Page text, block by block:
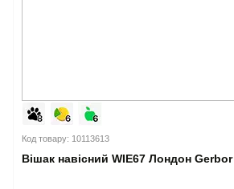
Код товару: 10113613
Вішак навісний WIE67 Лондон Gerbor